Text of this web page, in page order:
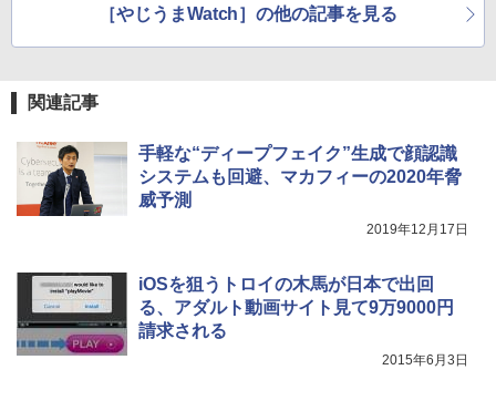
［やじうまWatch］の他の記事を見る
関連記事
手軽な“ディープフェイク”生成で顔認識
システムも回避、マカフィーの2020年脅
威予測
2019年12月17日
iOSを狙うトロイの木馬が日本で出回
る、アダルト動画サイト見て9万9000円
請求される
2015年6月3日